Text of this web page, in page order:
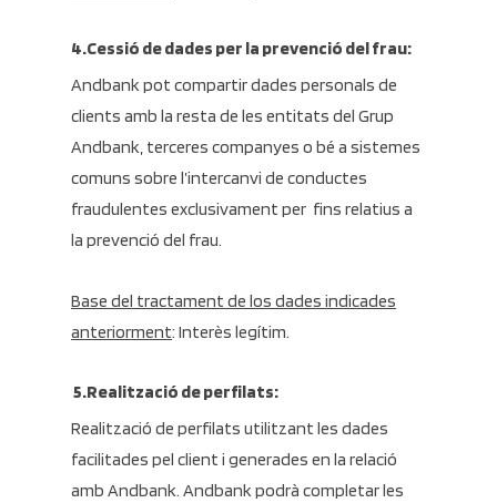
4.Cessió de dades per la prevenció del frau:
Andbank pot compartir dades personals de
clients amb la resta de les entitats del Grup
Andbank, terceres companyes o bé a sistemes
comuns sobre l’intercanvi de conductes
fraudulentes exclusivament per fins relatius a
la prevenció del frau.
Base del tractament de los dades indicades
anteriorment: Interès legítim.
5.Realització de perfilats:
Realització de perfilats utilitzant les dades
facilitades pel client i generades en la relació
amb Andbank. Andbank podrà completar les